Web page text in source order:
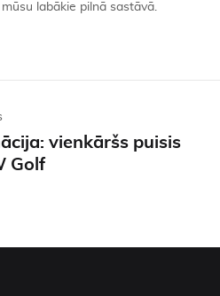
labākie pilnā sastāvā.
vienkāršs puisis
Golf